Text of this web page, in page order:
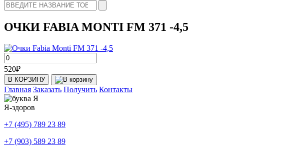
ОЧКИ FABIA MONTI FM 371 -4,5
520₽
В КОРЗИНУ
Главная Заказать Получить Контакты
Я-здоров
+7 (495) 789 23 89
+7 (903) 589 23 89